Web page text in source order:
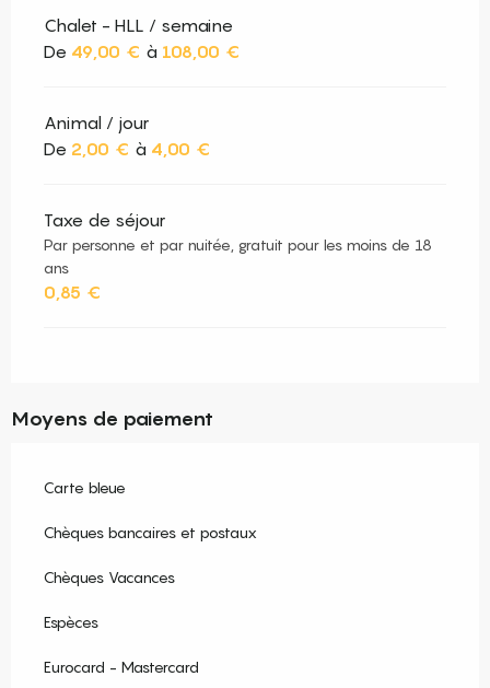
Chalet - HLL / semaine
De 49,00 € à 108,00 €
Animal / jour
De 2,00 € à 4,00 €
Taxe de séjour
Par personne et par nuitée, gratuit pour les moins de 18
ans
0,85 €
Moyens de paiement
Carte bleue
Chèques bancaires et postaux
Chèques Vacances
Espèces
Eurocard - Mastercard